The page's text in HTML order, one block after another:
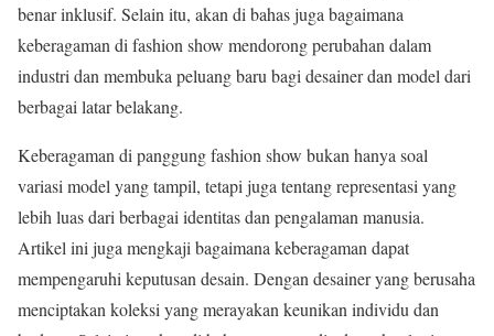
benar inklusif. Selain itu, akan di bahas juga bagaimana
keberagaman di fashion show mendorong perubahan dalam
industri dan membuka peluang baru bagi desainer dan model dari
berbagai latar belakang.
Keberagaman di panggung fashion show bukan hanya soal
variasi model yang tampil, tetapi juga tentang representasi yang
lebih luas dari berbagai identitas dan pengalaman manusia.
Artikel ini juga mengkaji bagaimana keberagaman dapat
mempengaruhi keputusan desain. Dengan desainer yang berusaha
menciptakan koleksi yang merayakan keunikan individu dan